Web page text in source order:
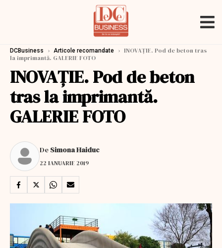
DCBusiness › Articole recomandate › INOVAŢIE. Pod de beton tras
la imprimantă. GALERIE FOTO
INOVAŢIE. Pod de beton
tras la imprimantă.
GALERIE FOTO
De Simona Haiduc
22 IANUARIE 2019